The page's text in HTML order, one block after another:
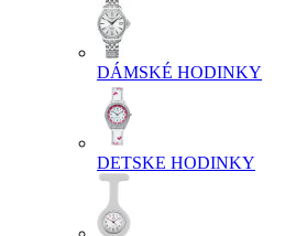
DÁMSKÉ HODINKY
DETSKE HODINKY